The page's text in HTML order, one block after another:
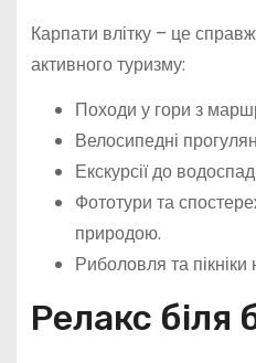
Карпати влітку – це
активного туризму:
Походи у гори з
Велосипедні
Екскурсії до
Фототури та
природою.
Риболовля та пікніки
Релакс біля